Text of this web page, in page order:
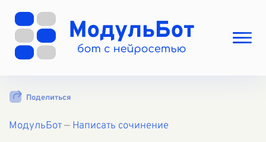
Выбрать режим
Вход
Поделиться
МодульБот— Написать сочинение